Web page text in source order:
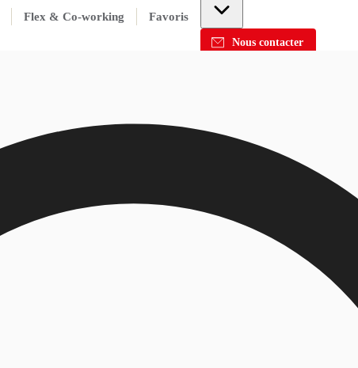
Flex & Co-working Favoris
Nous contacter